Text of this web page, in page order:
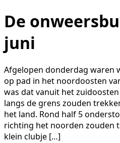
De
juni
Afgelopen donderdag waren
op pad in het noordoosten
was dat vanuit het
langs de grens zouden
het land. Rond half 5
richting het noorden zouden
klein clubje […]